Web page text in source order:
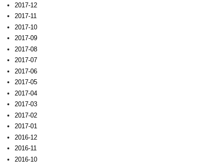
2017-12
2017-11
2017-10
2017-09
2017-08
2017-07
2017-06
2017-05
2017-04
2017-03
2017-02
2017-01
2016-12
2016-11
2016-10